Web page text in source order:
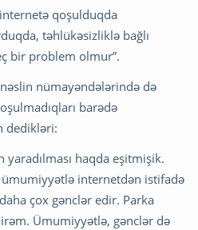
qoşulduqda
təhlükəsizliklə bağlı
bir problem olmur”.
nümayəndələrində də
barədə
dedikləri:
haqda eşitmişik.
ümumiyyətlə internetdən istifadə
çox gənclər edir. Parka
Ümumiyyətlə, gənclər də